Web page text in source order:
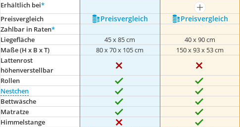
Erhältlich bei*
mehr anzeigen
Preis­vergleich
Preis­vergleich Preis­vergleich
Zahlbar in Raten*
Liegefläche 45 x 85 cm 40 x 90 cm
Maße (H x B x T)
80 x 70 x 105 cm 150 x 93 x 53 cm
Lattenrost
höhenverstellbar
Rollen
Nestchen
Bettwäsche
Matratze
Himmelstange